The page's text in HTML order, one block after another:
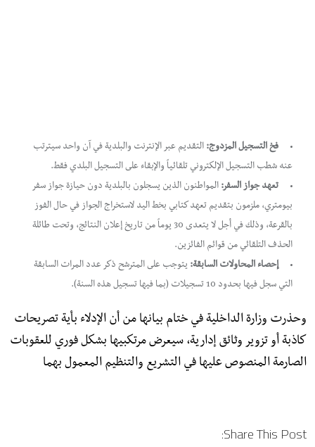
فخ التسجيل المزدوج: التقديم عبر الإنترنت والبلدية في آن واحد سيترتب
عنه شطب التسجيل الإلكتروني تلقائياً والإبقاء على التسجيل البلدي فقط.
تعهد جواز السفر: المواطنون الذين يسجلون بالبلدية دون حيازة جواز سفر
بيومتري، ملزمون بتقديم تعهد كتابي بخط اليد لاستخراج الجواز في حال الفوز
بالقرعة، وذلك في أجل لا يتعدى 30 يوماً من تاريخ إعلان النتائج، وتحت طائلة
الحذف التلقائي من قوائم الفائزين.
إحصاء المحاولات السابقة: يتوجب على المترشح ذكر عدد المرات السابقة
التي سجل فيها بحدود 10 تسجيلات (بما فيها تسجيل هذه السنة).
​وحذرت وزارة الداخلية في ختام بيانها من أن الإدلاء بأية تصريحات
كاذبة أو تزوير وثائق إدارية، سيعرض مرتكبيها بشكل فوري للعقوبات
الصارمة المنصوص عليها في التشريع والتنظيم المعمول بهما
Share This Post: